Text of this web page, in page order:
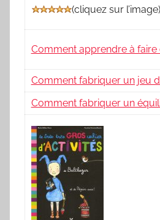
(cliquez sur l’image)
Comment apprendre à
Comment fabriquer un jeu
Comment fabriquer un